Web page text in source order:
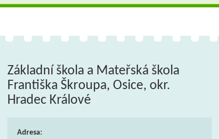
Základní škola a Mateřská škola
Františka Škroupa, Osice, okr.
Hradec Králové
Adresa: